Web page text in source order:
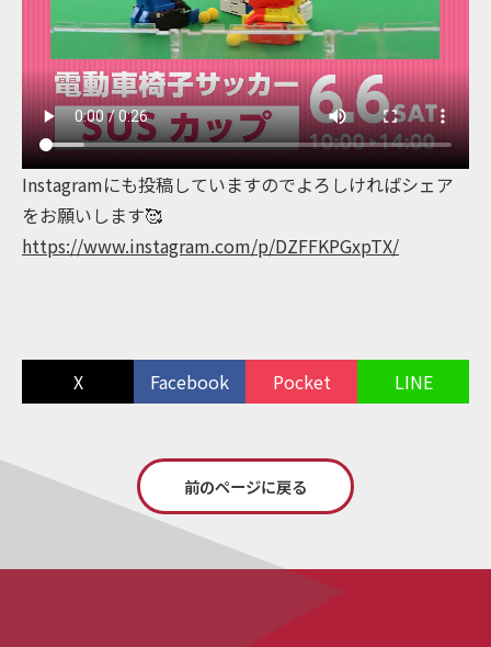
Instagramにも投稿していますのでよろしければシェア
をお願いします🥰
https://www.instagram.com/p/DZFFKPGxpTX/
X Facebook Pocket LINE
前のページに戻る